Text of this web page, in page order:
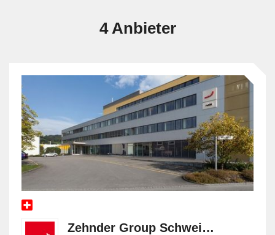
4 Anbieter
Zehnder Group Schweiz AG